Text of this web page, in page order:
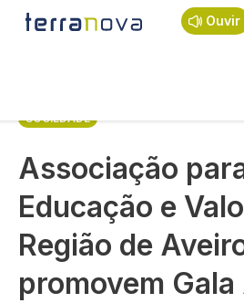
Passar para o conteúdo principal
Ouvir
Navegação
Início
Sociedade
Associação para a Educação
SOCIEDADE
Associação
Educação e
Região de
promovem